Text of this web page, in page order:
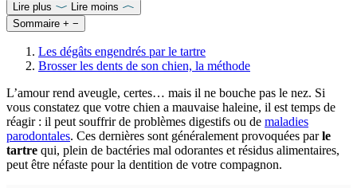
Lire plus
Lire moins
Sommaire + −
Les dégâts engendrés par le tartre
Brosser les dents de son chien, la méthode
L’amour rend aveugle, certes… mais il ne bouche pas le nez. Si
vous constatez que votre chien a mauvaise haleine, il est temps de
réagir : il peut souffrir de problèmes digestifs ou de maladies
parodontales. Ces dernières sont généralement provoquées parle
tartre qui, plein de bactéries mal odorantes et résidus alimentaires,
peut être néfaste pour la dentition de votre compagnon.